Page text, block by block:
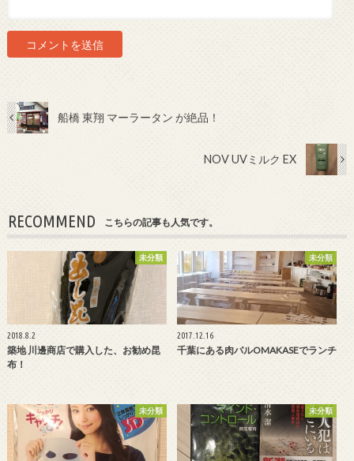
船橋 東翔 マーラータン が絶品！
NOV UVミルク EX
RECOMMEND こちらの記事も人気です。
未分類
2018.8.2
築地 川邊商店で購入した、お勧め昆
布！
未分類
2017.12.16
千葉にある肉バルOMAKASEでランチ
未分類 未分類